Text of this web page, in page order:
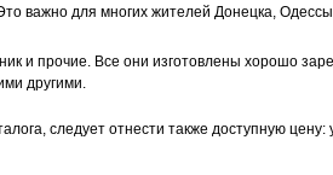
важно для многих жителей Донецка,
и прочие. Все они изготовлены хорошо
другими.
следует отнести также доступную